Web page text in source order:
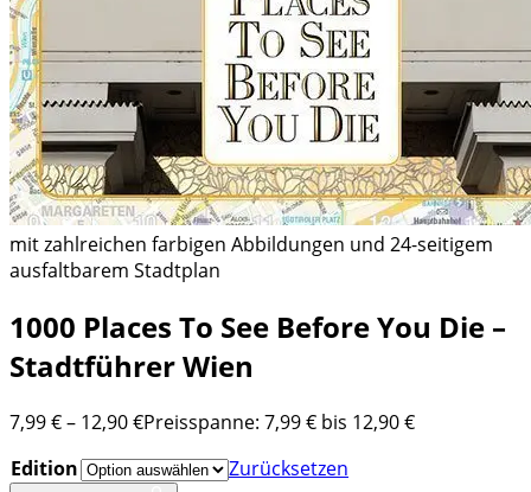
mit zahlreichen farbigen Abbildungen und 24-seitigem
ausfaltbarem Stadtplan
1000 Places To See Before You Die –
Stadtführer Wien
7,99€– 12,90€Preisspanne: 7,99 € bis 12,90 €
Edition
Zurücksetzen